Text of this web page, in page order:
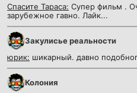
Спасите Тараса: Супер фильм .
зарубежное гавно. Лайк...
Закулисье реальности
юрик: шикарный. давно
Колония